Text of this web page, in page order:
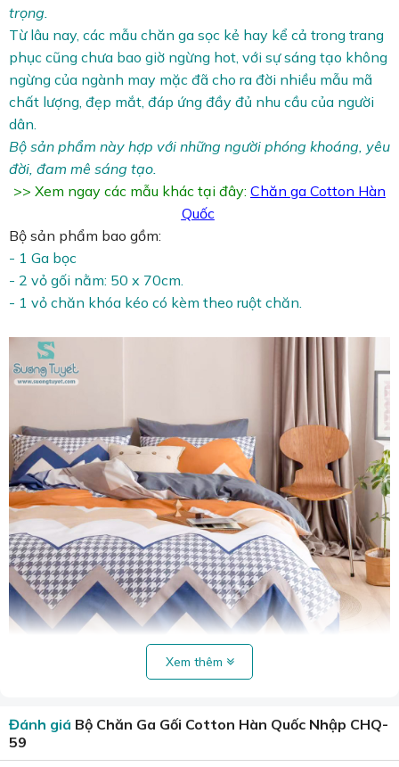
trọng.
Từ lâu nay, các mẫu chăn ga sọc kẻ hay kể cả trong trang
phục cũng chưa bao giờ ngừng hot, với sự sáng tạo không
ngừng của ngành may mặc đã cho ra đời nhiều mẫu mã
chất lượng, đẹp mắt, đáp ứng đầy đủ nhu cầu của người
dân.
Bộ sản phẩm này hợp với những người phóng khoáng, yêu
đời, đam mê sáng tạo.
>> Xem ngay các mẫu khác tại đây: Chăn ga Cotton Hàn
Quốc
Bộ sản phẩm bao gồm:
- 1 Ga bọc
- 2 vỏ gối nằm: 50 x 70cm.
- 1 vỏ chăn khóa kéo có kèm theo ruột chăn.
Mẫu chăn cotton luôn mang lại sự trẻ trung, sáng tạo.
Bộ drap được may từ cotton Hàn Quốc mềm mại,
Xem thêm
Đánh giá Bộ Chăn Ga Gối Cotton Hàn Quốc Nhập CHQ-
59